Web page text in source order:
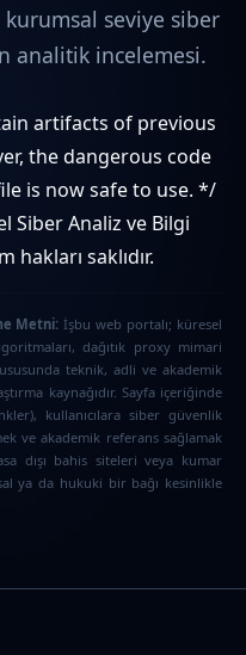
seviye siber
analitik incelemesi.
artifacts of previous
the dangerous code
is now safe to use. */
Siber Analiz ve Bilgi
hakları saklıdır.
Metni: İşbu web portalı; küresel
dağıtık proxy mimari
teknik, adli ve akademik
kaynağıdır. Sayfa içeriğinde
kullanıcılara siber güvenlik
ve akademik referans sağlamak
dışı bahis siteleri veya kumar
ya da hukuki bir bağı kesinlikle